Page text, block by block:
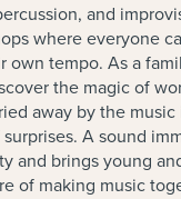
and
where everyone
own tempo. As a
the magic of
away by the
A sound
and brings young
of making music